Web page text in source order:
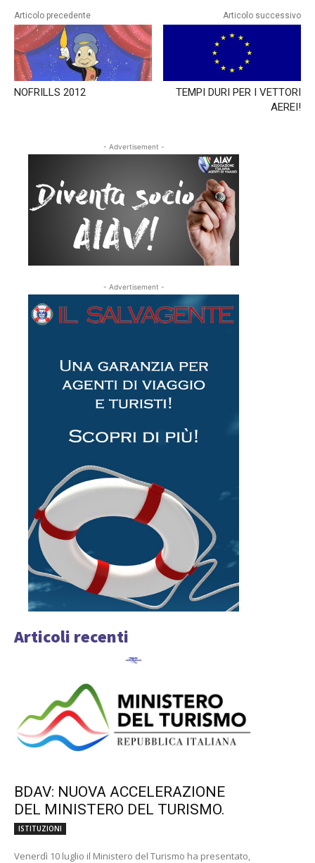
difese?
-
del
08/11/2023
Articolo precedente
NOFRILLS 2012
Articolo successivo
TEMPI DURI PER I VETTORI
AEREI!
- Advertisement -
- Advertisement -
Articoli recenti
BDAV: NUOVA ACCELERAZIONE
DEL MINISTERO DEL TURISMO.
ISTITUZIONI
Venerdì 10 luglio il Ministero del Turismo ha presentato,